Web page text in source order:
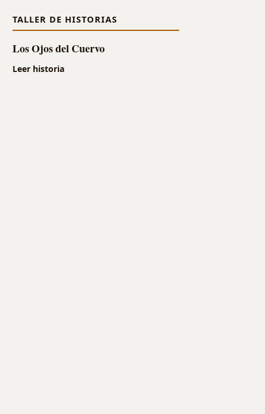
TALLER DE HISTORIAS
Los Ojos del Cuervo
Leer historia